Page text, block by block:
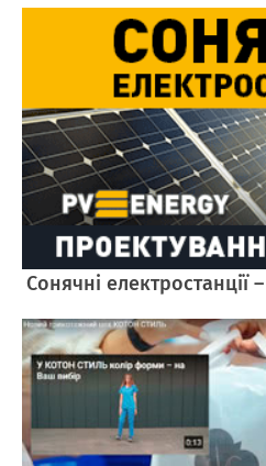
Cонячні електростанції